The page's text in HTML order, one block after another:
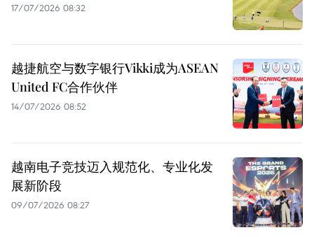
17/07/2026 08:32
越捷航空与数字银行Vikki成为ASEAN
United FC合作伙伴
14/07/2026 08:52
越南电子竞技迈入规范化、专业化发
展新阶段
09/07/2026 08:27